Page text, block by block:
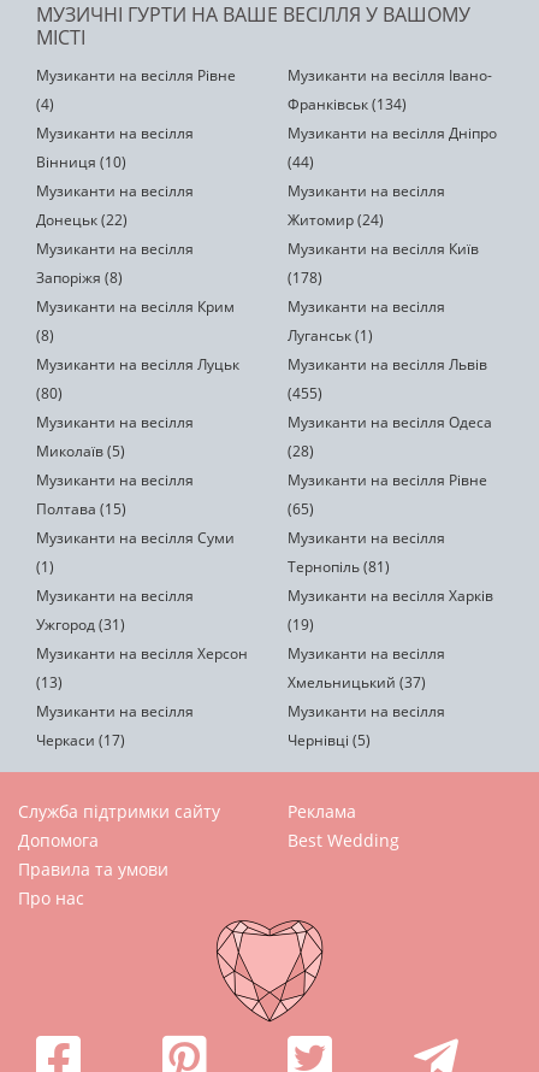
МУЗИЧНІ ГУРТИ НА ВАШЕ ВЕСІЛЛЯ У ВАШОМУ
МІСТІ
Музиканти на весілля Рівне
(4)
Музиканти на весілля Івано-
Франківськ (134)
Музиканти на весілля
Вінниця (10)
Музиканти на весілля Дніпро
(44)
Музиканти на весілля
Донецьк (22)
Музиканти на весілля
Житомир (24)
Музиканти на весілля
Запоріжя (8)
Музиканти на весілля Київ
(178)
Музиканти на весілля Крим
(8)
Музиканти на весілля
Луганськ (1)
Музиканти на весілля Луцьк
(80)
Музиканти на весілля Львів
(455)
Музиканти на весілля
Миколаїв (5)
Музиканти на весілля Одеса
(28)
Музиканти на весілля
Полтава (15)
Музиканти на весілля Рівне
(65)
Музиканти на весілля Суми
(1)
Музиканти на весілля
Тернопіль (81)
Музиканти на весілля
Ужгород (31)
Музиканти на весілля Харків
(19)
Музиканти на весілля Херсон
(13)
Музиканти на весілля
Хмельницький (37)
Музиканти на весілля
Черкаси (17)
Музиканти на весілля
Чернівці (5)
Служба підтримки сайту
Допомога
Правила та умови
Про нас
Реклама
Best Wedding